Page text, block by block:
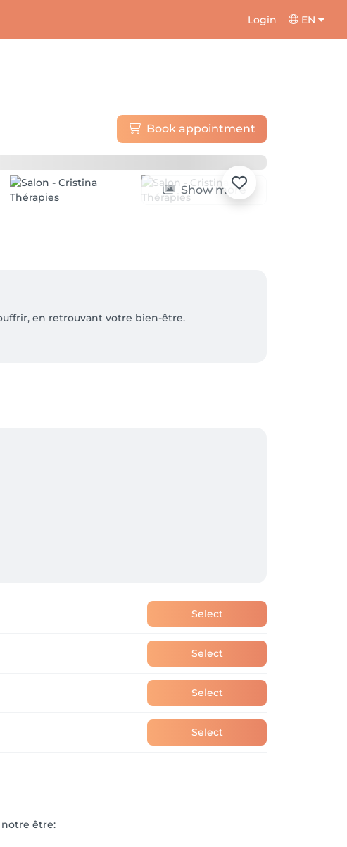
Login EN
Book appointment
Show more
en retrouvant votre bien-être.
Select
Select
Select
Select
être: